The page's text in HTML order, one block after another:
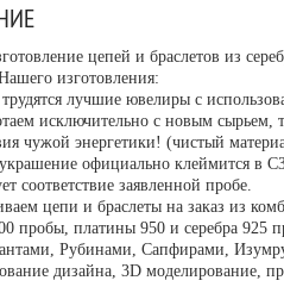
цепей и браслетов из
изготовления:
лучшие ювелиры с
исключительно с новым сырьем,
чужой энергетики! (чистый
официально клеймится в
соответствие заявленной пробе.
цепи и браслеты на заказ из
пробы, платины 950 и серебра 925
Рубинами, Сапфирами,
дизайна, 3D моделирование,